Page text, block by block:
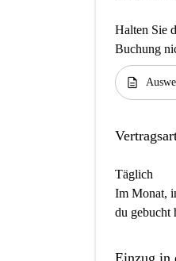
Halten Sie
Buchung
description
Täglich
Im Monat,
du gebucht
Einzug in